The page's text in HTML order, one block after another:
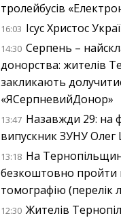
тролейбусів
16:03 Ісус Христос
14:30 Серпень –
донорства: жителів
закликають
«ЯСерпневийДонор»
13:47 Назавжди 29: на
випускник ЗУНУ
13:18 На
безкоштовно пройти
томографію (перелік
12:30 Жителів